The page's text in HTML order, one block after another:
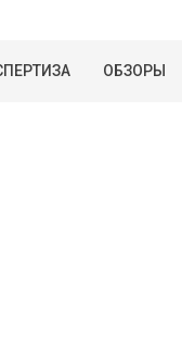
ОБЗОРЫ